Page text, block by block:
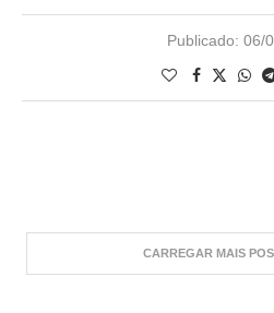
Publicado: 06/
CARREGAR MAIS